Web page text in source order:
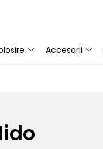
Accesorii